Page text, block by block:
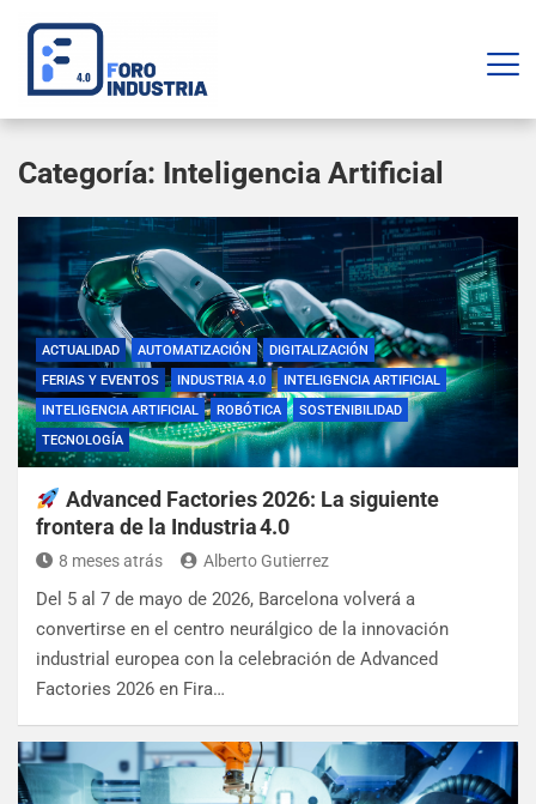
Categoría: Inteligencia Artificial
ACTUALIDAD AUTOMATIZACIÓN
DIGITALIZACIÓN
FERIAS Y EVENTOS
INDUSTRIA 4.0
INTELIGENCIA ARTIFICIAL
INTELIGENCIA ARTIFICIAL
ROBÓTICA
SOSTENIBILIDAD
TECNOLOGÍA
Advanced Factories 2026: La siguiente
frontera de la Industria 4.0
8 meses atrás Alberto Gutierrez
Del 5 al 7 de mayo de 2026, Barcelona volverá a
convertirse en el centro neurálgico de la innovación
industrial europea con la celebración de Advanced
Factories 2026 en Fira…